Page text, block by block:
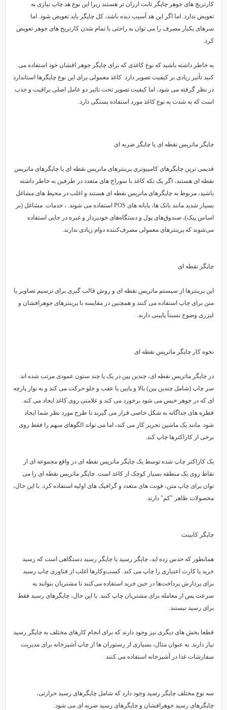
کارتریج های جوهر چاپگر ثابت ارزان تر هستند زیرا این نوع هد چاپ نیازی به
تعویض ندارد. اما اگر این هد آسیب دیده باشد، کل چاپگر باید تعویض شود. اما
سرهای یکبار مصرف را می توان به راحتی با تمام شدن کارتریج های جوهر تعویض
کرد.
به خاطر داشته باشید که نوع کاغذی که برای چاپگر جوهر افشان خود استفاده می
کنید تأثیر زیادی بر کیفیت تصویر دارد. کاغذ معمولی برای این نوع چاپگرها استاندارد
در نظر گرفته می شود، اما کیفیت تصویر تحت تاثیر دو عامل اصلی براقیت و جذب
است که به شدت به نوع کاغذ مورد استفاده بستگی دارد.
چاپگر ماتریس نقطه ای یا چاپگر ضربه ای
قدیمی ترین چاپگرهای کامپیوتری پرینترهای ماتریس نقطه ای یا چاپگرهای ماتریس
نقطه ای هستند، اگر یک تکه کاغذ با سوراخ های متعدد در طرفین به خاطر داشته
باشید، مربوط به چاپگرهای ماتریس نقطه ای هستند و اغلب در محیط های مشاغل
بسیار شدید مانند بانک ها، پایانه های POS استفاده می شوند. ، خدمات. مشاغل (بر
اساس پیک)، صندوق‌های پول و دستگاه‌های خودپرداز و غیره در جایی استفاده
می‌شوند که پرینترهای معمولی مصرف‌کننده دوام زیادی ندارند.
چاپگر نقطه ای
این پرینترها از سیستم ماتریس نقطه ای و روش قالب گیری برای ترسیم تصاویر یا
متن برای چاپ استفاده می کنند و همچنین در مقایسه با پرینترهای جوهرافشان و
لیزری وضوح نسبتاً پایینی دارند.
نحوه کار چاپگر ماتریس نقطه ای
در چاپگر ماتریس نقطه ای، چندین پین در یک یا چند ستون عمودی مرتب شده اند.
سر چاپ (شامل چندین پین) بالا و پایین یا عقب و جلو حرکت می کند و به نوار پارچه
ای که در جوهر خیس می شود برخورد می کند و علامتی روی کاغذ ایجاد می کند.
قطره های جداگانه به شکل خاصی قرار می گیرند تا طرح مورد نظر شما ایجاد
شود. مانند یک ماشین تحریر کار می کند، اما می تواند الگوهای مبهم را فقط روی
برخی از کاراکترها چاپ کند.
یک کاراکتر چاپ شده توسط یک چاپگر ماتریس نقطه ای در واقع مجموعه ای از
نقاط روی یک منطقه بسیار کوچک از کاغذ است. چاپگر ماتریس نقطه ای را می
توان برای چاپ متن، فونت های متعدد و گرافیک های اولیه استفاده کرد. با این حال،
محصولات ظاهر "کم" دارند.
چاپگر کابینت
همانطور که حدس زده اید، چاپگر رسید یا چاپگر رسید دستگاهی است که رسید
خرید یا کارت اعتباری را چاپ می کند. کسب‌وکارها اغلب از فناوری چاپ رسید
برای پردازش پرداخت‌ها در حین خرید استفاده می‌کنند تا مشتریان بتوانند به
سرعت پس از معامله برای مشتریان چاپ کنند. با این حال، چاپگرهای رسید فقط
برای رسید نیستند.
قطعا بخش های دیگری نیز وجود دارند که برای انجام کارهای مختلف به چاپگر رسید
نیاز دارند. به عنوان مثال، بسیاری از رستوران ها از چاپ آشپزخانه برای مدیریت
سفارشات غذا در آشپزخانه استفاده می کنند.
سه نوع مختلف چاپگر رسید وجود دارد که شامل چاپگرهای رسید حرارتی،
چاپگرهای رسید جوهرافشان و چاپگرهای رسید ضربه ای می شود: